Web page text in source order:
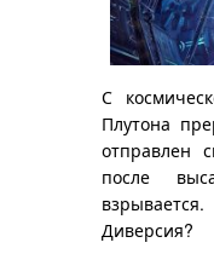
С
Плутона
отправлен
после